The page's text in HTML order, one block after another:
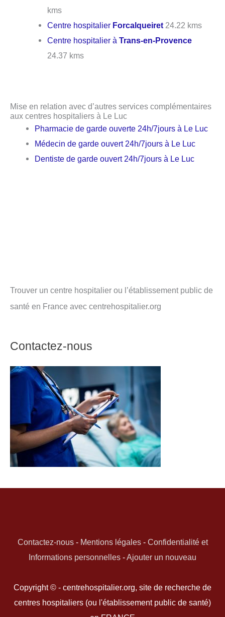
kms
Centre hospitalier Forcalqueiret 24.22 kms
Centre hospitalier àTrans-en-Provence
24.37 kms
Mise en relation avec d’autres services complémentaires
aux centres hospitaliers à Le Luc
Pharmacie de garde ouverte 24h/7jours à Le Luc
Médecin de garde ouvert 24h/7jours à Le Luc
Dentiste de garde ouvert 24h/7jours à Le Luc
Trouver un centre hospitalier ou l’établissement public de
santé en France avec centrehospitalier.org
Contactez-nous
Contactez-nous- Mentions légales- Confidentialité et
Informations personnelles -Ajouter un nouveau
Copyright © - centrehospitalier.org, site de recherche de
centres hospitaliers (ou l'établissement public de santé)